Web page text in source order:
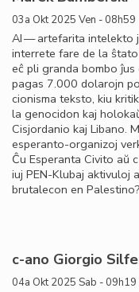
03a Okt 2025 Ven - 08h59
AI — artefarita intelekto
interrete fare de la
eĉ pli granda bombo ĵus
pagas 7.000 dolarojn
cionisma teksto, kiu
la genocidon kaj
Cisjordanio kaj Libano.
esperanto-organizoj
Ĉu Esperanta Civito aŭ
iuj PEN-Klubaj aktivuloj
brutalecon en Palestino?
c-ano Giorgio
04a Okt 2025 Sab - 09h19